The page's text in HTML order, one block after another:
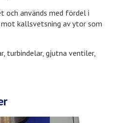
och används med fördel i
kallsvetsning av ytor som
turbindelar, gjutna ventiler,